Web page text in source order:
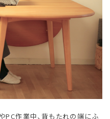
PC作業中、背もたれの端にふ